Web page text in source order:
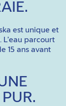
est unique et
parcourt
15 ans avant